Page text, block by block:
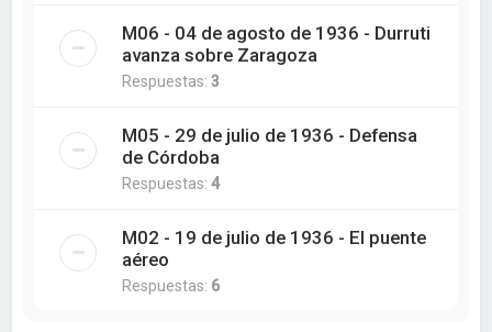
M06 - 04 de agosto de 1936 - Durruti
avanza sobre Zaragoza
Respuestas:3
M05 - 29 de julio de 1936 - Defensa
de Córdoba
Respuestas:4
M02 - 19 de julio de 1936 - El puente
aéreo
Respuestas: 6